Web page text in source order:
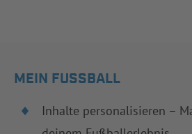
MEIN FUSSBALL
Inhalte personalisieren –